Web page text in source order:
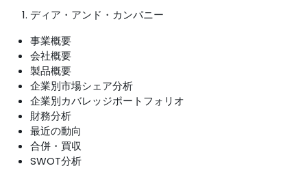
ディア・アンド・カンパニー
事業概要
会社概要
製品概要
企業別市場シェア分析
企業別カバレッジポートフォリオ
財務分析
最近の動向
合併・買収
SWOT分析